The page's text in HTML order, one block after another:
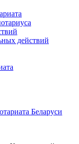
действий
Беларуси